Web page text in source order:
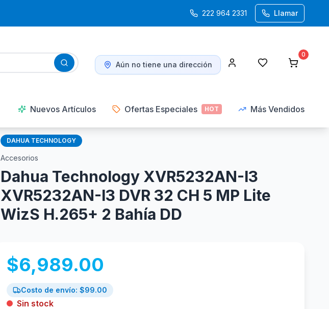
222 964 2331 Llamar
Aún no tiene una dirección
0
Nuevos Artículos Ofertas Especiales HOT Más Vendidos
DAHUA TECHNOLOGY
Accesorios
Dahua Technology XVR5232AN-I3
XVR5232AN-I3 DVR 32 CH 5 MP Lite
WizS H.265+ 2 Bahía DD
$6,989.00
Costo de envío: $99.00
Sin stock